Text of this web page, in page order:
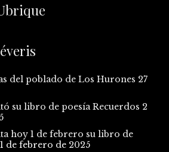
del poblado de Los Hurones 27
su libro de poesía Recuerdos 2
hoy 1 de febrero su libro de
1 de febrero de 2025